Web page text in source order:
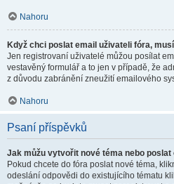
Nahoru
Když chci poslat email uživateli fóra,
Jen registrovaní uživatelé můžou posílat
vestavěný formulář a to jen v případě, že
z důvodu zabránění zneužití emailového
Nahoru
Psaní příspěvků
Jak můžu vytvořit nové téma nebo poslat
Pokud chcete do fóra poslat nové téma,
odeslání odpovědi do existujícího tématu